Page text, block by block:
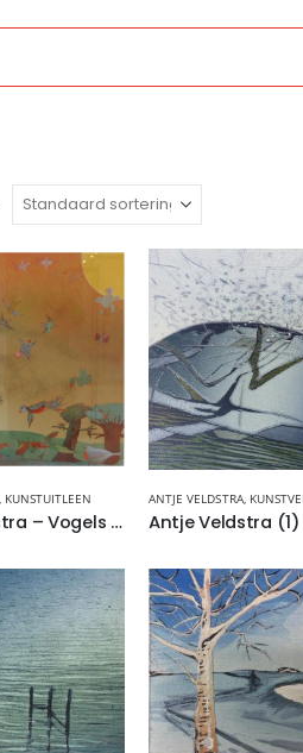
KUNSTUITLEEN
Antje Veldstra – Vogels in het bos
ANTJE VELDSTRA,
Antje Veldstra (1)